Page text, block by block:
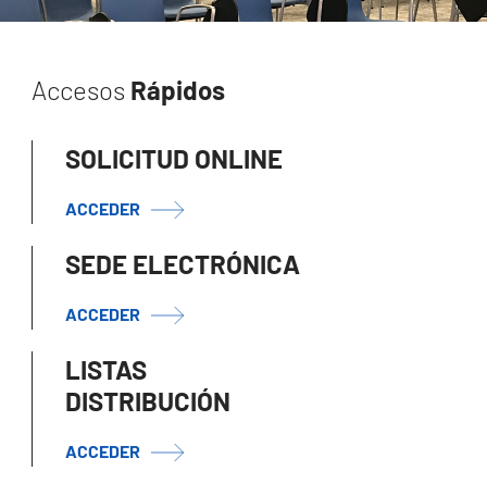
Accesos Rápidos
SOLICITUD ONLINE
ACCEDER
SEDE ELECTRÓNICA
ACCEDER
LISTAS
DISTRIBUCIÓN
ACCEDER